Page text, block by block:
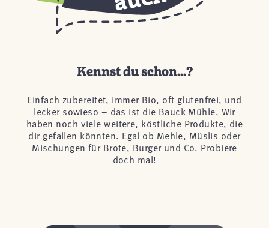
Kennst du schon...?
Einfach zubereitet, immer Bio, oft glutenfrei, und
lecker sowieso – das ist die Bauck Mühle. Wir
haben noch viele weitere, köstliche Produkte, die
dir gefallen könnten. Egal ob Mehle, Müslis oder
Mischungen für Brote, Burger und Co. Probiere
doch mal!